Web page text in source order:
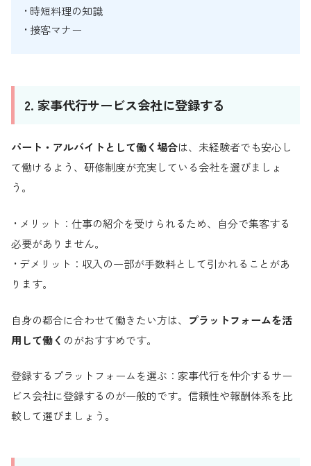
• 時短料理の知識
• 接客マナー
2. 家事代行サービス会社に登録する
パート・アルバイトとして働く場合は、未経験者でも安心し
て働けるよう、研修制度が充実している会社を選びましょ
う。
• メリット：仕事の紹介を受けられるため、自分で集客する
必要がありません。
• デメリット：収入の一部が手数料として引かれることがあ
ります。
自身の都合に合わせて働きたい方は、 プラットフォームを活
用して働く のがおすすめです。
登録するプラットフォームを選ぶ：家事代行を仲介するサー
ビス会社に登録するのが一般的です。信頼性や報酬体系を比
較して選びましょう。